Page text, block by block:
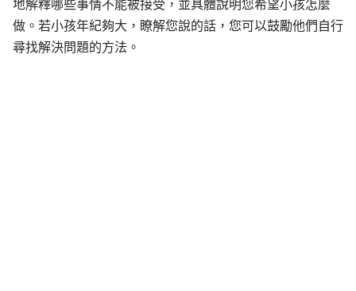
地解釋哪些事情不能被接受，並具體說明您希望小孩怎麼
做。若小孩年紀夠大，瞭解您說的話，您可以鼓勵他們自行
尋找解決問題的方法。